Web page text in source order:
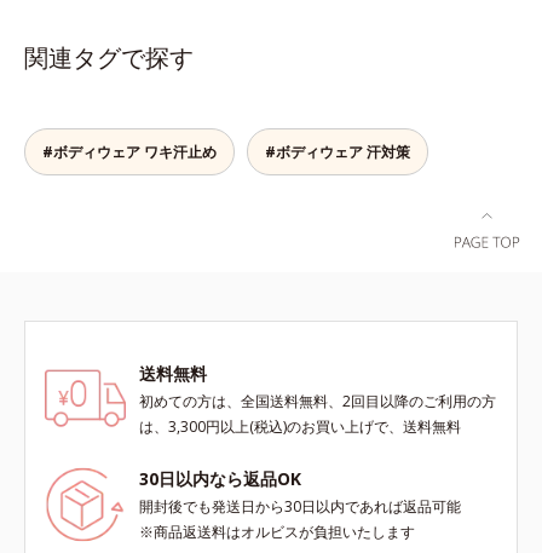
アウターに汗ジミを作らせません。
100％のやさしさと、シャリッとし
た生地感で爽快な着ごこち。よくあ
関連タグで探す
#ボディウェア ワキ汗止め #ボディウェア 汗対策
送料無料
初めての方は、全国送料無料、2回目以降のご利用の方
は、3,300円以上(税込)のお買い上げで、送料無料
30日以内なら返品OK
開封後でも発送日から30日以内であれば返品可能
※商品返送料はオルビスが負担いたします